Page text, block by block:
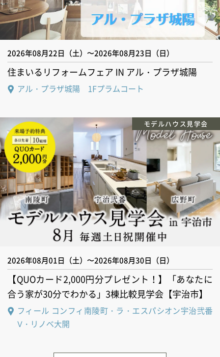
2026年08月22日（土）〜2026年08月23日（日）
住まいるリフォームフェア IN アル・プラザ城陽
アル・プラザ城陽 1Fプラムコート
モデルハウス見学会
2026年08月01日（土）〜2026年08月30日（日）
【QUOカード2,000円分プレゼント！】「あなたに
合う家が30分でわかる」3棟比較見学会【宇治市】
フィール コンフィ南陵町・ラ・エスパシオン宇治弐番
Ⅴ・リノベ大開